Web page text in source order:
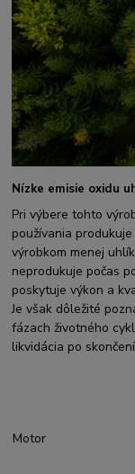
Nízke emisie oxidu
Pri výbere tohto
používania
výrobkom menej
neprodukuje počas
poskytuje výkon a
Je však dôležité
fázach životného
likvidácia po
Motor